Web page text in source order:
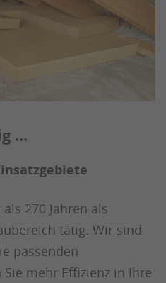
...
270 Jahren als
tätig. Wir sind
passenden
mehr Effizienz in Ihre